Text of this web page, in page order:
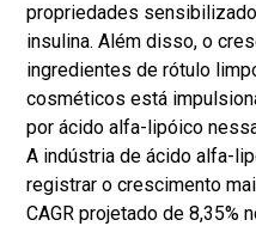
propriedades
insulina. Além disso, o
ingredientes de rótulo
cosméticos está
por ácido alfa-lipóico
A indústria de ácido alfa-
registrar o crescimento
CAGR projetado de 8,35%